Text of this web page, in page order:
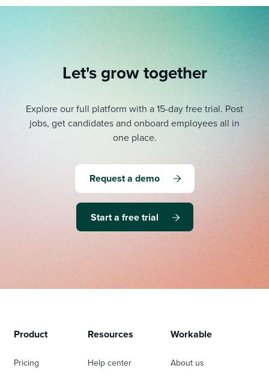
Let's grow together
Explore our full platform with a 15-day free trial. Post
jobs, get candidates and onboard employees all in
one place.
Request a demo
Start a free trial
Product
Pricing
Resources
Help center
Workable
About us